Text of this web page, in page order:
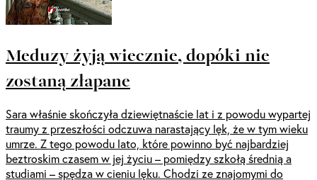
Meduzy żyją wiecznie, dopóki nie
zostaną złapane
Sara właśnie skończyła dziewiętnaście lat i z powodu wypartej
traumy z przeszłości odczuwa narastający lęk, że w tym wieku
umrze. Z tego powodu lato, które powinno być najbardziej
beztroskim czasem w jej życiu – pomiędzy szkołą średnią a
studiami – spędza w cieniu lęku. Chodzi ze znajomymi do